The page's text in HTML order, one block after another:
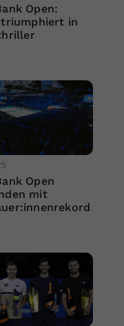
Open:
triumphiert in
Open
mit